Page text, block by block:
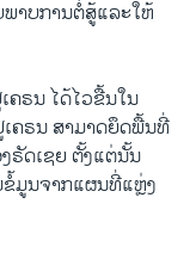
າບການຕໍ່ສູ້ແລະໃຫ້
ຄຣນ ໄດ້ໄວຂື້ນໃນ
ຄຣນ ສາມາດຍຶດພື້ນທີ່
ຣັດເຊຍ ຕັ້ງແຕ່ນັ້ນ
ຂໍ້ມູນຈາກແຜນທີ່ແຫຼ່ງ